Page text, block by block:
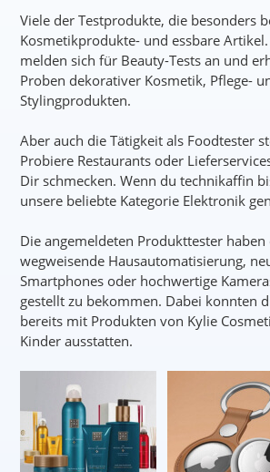
Viele der Testprodukte, die besonders
Kosmetikprodukte- und essbare
melden sich für Beauty-Tests an und
Proben dekorativer Kosmetik, Pflege-
Stylingprodukten.
Aber auch die Tätigkeit als Foodtester
Probiere Restaurants oder
Dir schmecken. Wenn du technikaffin
unsere beliebte Kategorie Elektronik
Die angemeldeten Produkttester haben
wegweisende Hausautomatisierung,
Smartphones oder hochwertige
gestellt zu bekommen. Dabei konnten
bereits mit Produkten von Kylie
Kinder ausstatten.